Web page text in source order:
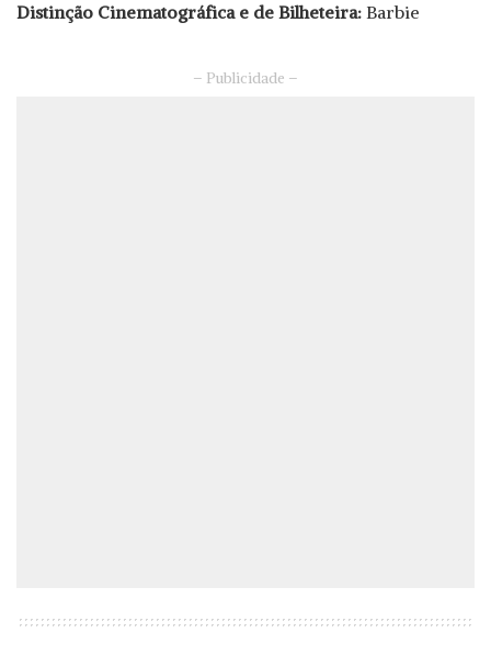
Distinção Cinematográfica e de Bilheteira: Barbie
– Publicidade –